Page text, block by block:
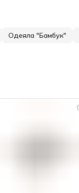
Одеяла "Бамбук"